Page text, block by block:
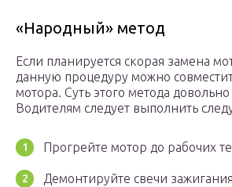
«Народный» метод
Если планируется скорая замена
данную процедуру можно
мотора. Суть этого метода довольно
Водителям следует выполнить
Прогрейте мотор до рабочих
Демонтируйте свечи